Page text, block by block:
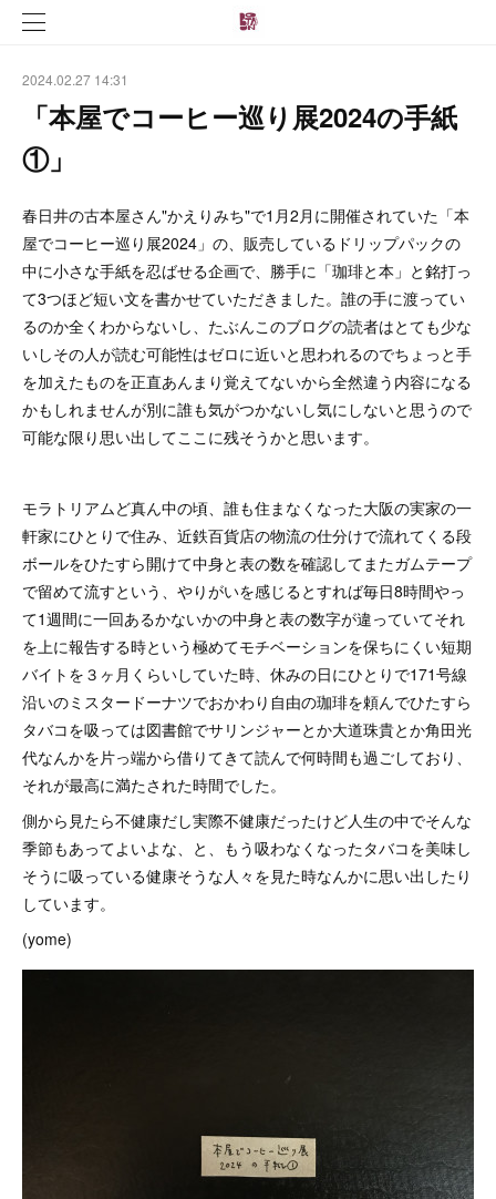
2024.02.27 14:31
「本屋でコーヒー巡り展2024の手紙
①」
春日井の古本屋さん"かえりみち"で1月2月に開催されていた「本
屋でコーヒー巡り展2024」の、販売しているドリップパックの
中に小さな手紙を忍ばせる企画で、勝手に「珈琲と本」と銘打っ
て3つほど短い文を書かせていただきました。誰の手に渡ってい
るのか全くわからないし、たぶんこのブログの読者はとても少な
いしその人が読む可能性はゼロに近いと思われるのでちょっと手
を加えたものを正直あんまり覚えてないから全然違う内容になる
かもしれませんが別に誰も気がつかないし気にしないと思うので
可能な限り思い出してここに残そうかと思います。
モラトリアムど真ん中の頃、誰も住まなくなった大阪の実家の一
軒家にひとりで住み、近鉄百貨店の物流の仕分けで流れてくる段
ボールをひたすら開けて中身と表の数を確認してまたガムテープ
で留めて流すという、やりがいを感じるとすれば毎日8時間やっ
て1週間に一回あるかないかの中身と表の数字が違っていてそれ
を上に報告する時という極めてモチベーションを保ちにくい短期
バイトを３ヶ月くらいしていた時、休みの日にひとりで171号線
沿いのミスタードーナツでおかわり自由の珈琲を頼んでひたすら
タバコを吸っては図書館でサリンジャーとか大道珠貴とか角田光
代なんかを片っ端から借りてきて読んで何時間も過ごしており、
それが最高に満たされた時間でした。
側から見たら不健康だし実際不健康だったけど人生の中でそんな
季節もあってよいよな、と、もう吸わなくなったタバコを美味し
そうに吸っている健康そうな人々を見た時なんかに思い出したり
しています。
(yome)